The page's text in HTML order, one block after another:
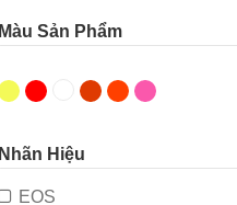
Màu Sản Phẩm
Nhãn Hiệu
EOS